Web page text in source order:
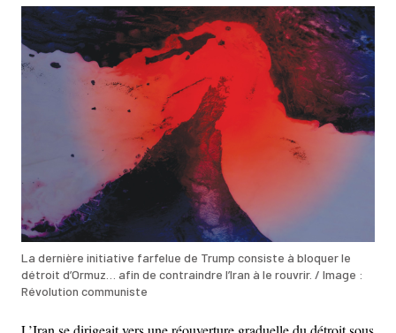
La dernière initiative farfelue de Trump consiste à bloquer le
détroit d’Ormuz… afin de contraindre l’Iran à le rouvrir. / Image :
Révolution communiste